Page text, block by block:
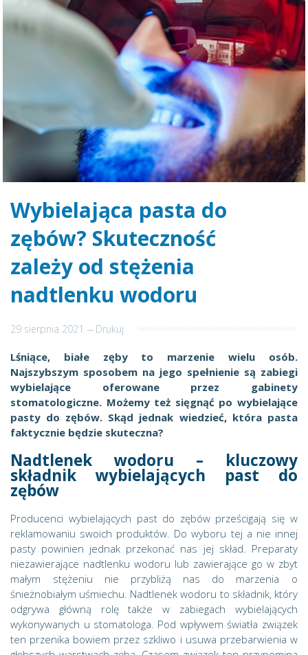
Wybielająca pasta do
zębów? Skuteczność
zależy od stężenia
nadtlenku wodoru
29 sierpnia 2021--- Drukuj
Lśniące, białe zęby to marzenie wielu osób.
Najszybszym sposobem na jego spełnienie są zabiegi
wybielające oferowane przez gabinety
stomatologiczne. Możemy też sięgnąć po wybielające
pasty do zębów. Skąd jednak wiedzieć, która pasta
faktycznie będzie skuteczna?
Nadtlenek wodoru – kluczowy
składnik wybielających past do
zębów
Producenci wybielających past do zębów prześcigają się w
reklamowaniu swoich produktów. Do wyboru tej a nie innej
pasty powinien jednak przekonać nas jej skład. Preparaty
niezawierające nadtlenku wodoru lub zawierające go w zbyt
małym stężeniu nie przybliżą nas do marzenia o
śnieżnobiałym uśmiechu. Nadtlenek wodoru to składnik, który
odgrywa główną rolę także w zabiegach wybielających
wykonywanych u stomatologa. Pod wpływem światła związek
ten przenika bowiem przez szkliwo i usuwa przebarwienia w